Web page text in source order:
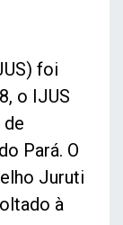
foi
o IJUS
Pará. O
Juruti
à